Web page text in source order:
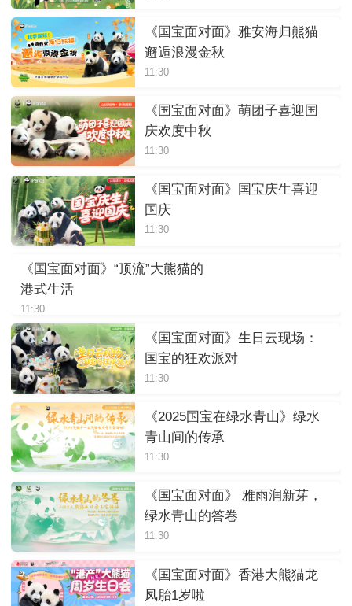
《国宝面对面》雅安海归熊猫
邂逅浪漫金秋
11:30
《国宝面对面》萌团子喜迎国
庆欢度中秋
11:30
《国宝面对面》国宝庆生喜迎
国庆
11:30
《国宝面对面》“顶流”大熊猫的
港式生活
11:30
《国宝面对面》生日云现场：
国宝的狂欢派对
11:30
《2025国宝在绿水青山》绿水
青山间的传承
11:30
《国宝面对面》 雅雨润新芽，
绿水青山的答卷
11:30
《国宝面对面》香港大熊猫龙
凤胎1岁啦